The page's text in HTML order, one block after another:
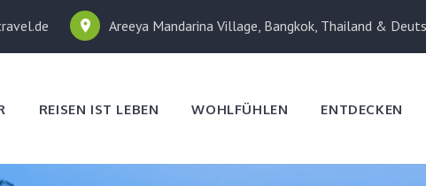
Areeya Mandarina Village, Bangkok, Thailand &
REISEN IST LEBEN WOHLFÜHLEN ENTDECKEN